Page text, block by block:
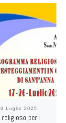
Luglio 2025
religioso per i